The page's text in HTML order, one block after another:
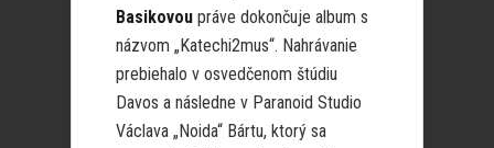
Basikovou práve dokončuje album s
názvom „Katechi2mus“. Nahrávanie
prebiehalo v osvedčenom štúdiu
Davos a následne v Paranoid Studio
Václava „Noida“ Bártu, ktorý sa